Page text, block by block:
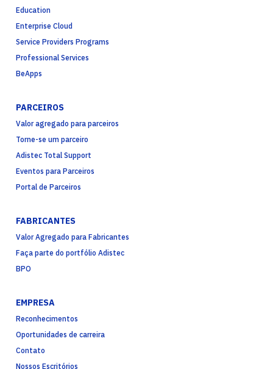
Education
Enterprise Cloud
Service Providers Programs
Professional Services
BeApps
PARCEIROS
Valor agregado para parceiros
Torne-se um parceiro
Adistec Total Support
Eventos para Parceiros
Portal de Parceiros
FABRICANTES
Valor Agregado para Fabricantes
Faça parte do portfólio Adistec
BPO
EMPRESA
Reconhecimentos
Oportunidades de carreira
Contato
Nossos Escritórios